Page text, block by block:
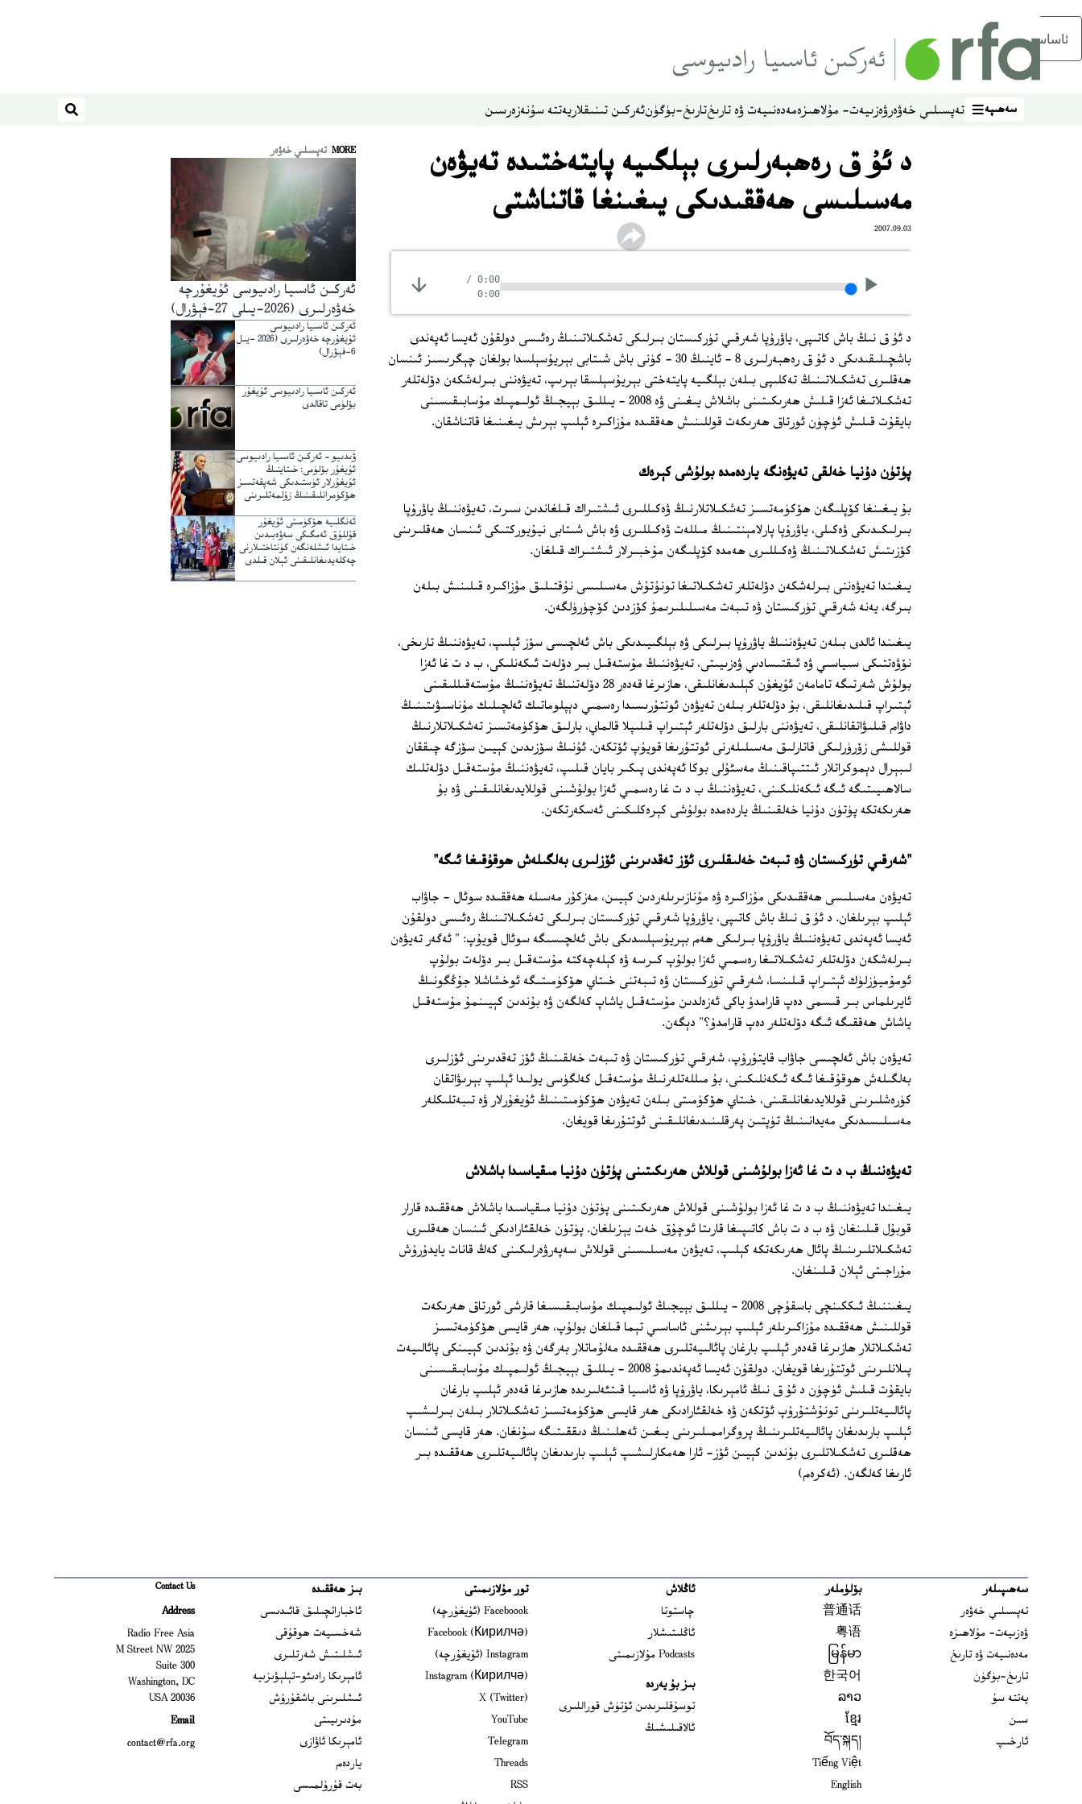
ئاساسلىق مەزمۇنغا ئاتلاڭ
سەھىپە
سەھىپە تەپسىلىي خەۋەرۋەزىيەت- مۇلاھىزەمەدەنىيەت ۋە تارىختارىخ-بۈگۈنئەركىن تىنىقلاريەتتە سۇنەزەرسىن ئىزدەش
د ئۇ ق رەھبەرلىرى بېلگىيە پايتەختىدە تەيۋەن
مەسىلىسى ھەققىدىكى يىغىنغا قاتناشتى
2007.09.03
0:00
/
0:00
د ئۇ ق نىڭ باش كاتىپى، ياۋرۇپا شەرقىي تۈركىستان بىرلىكى تەشكىلاتىنىڭ رەئىسى دولقۇن ئەيسا ئەپەندى
باشچىلىقىدىكى د ئۇ ق رەھبەرلىرى 8 - ئاينىڭ 30 - كۈنى باش شىتابى بېريۇسېلسدا بولغان چېگرىسىز ئىنسان
ھەقلىرى تەشكىلاتىنىڭ تەكلىپى بىلەن بېلگىيە پايتەختى بېريۇسېلسقا بېرىپ، تەيۋەننى بىرلەشكەن دۆلەتلەر
تەشكىلاتىغا ئەزا قىلىش ھەرىكىتىنى باشلاش يىغىنى ۋە 2008 - يىللىق بېيجىڭ ئولىمپىك مۇسابىقىسىنى
بايقۇت قىلىش ئۈچۈن ئورتاق ھەرىكەت قوللىنىش ھەققىدە مۇزاكىرە ئېلىپ بېرىش يىغىنىغا قاتناشقان.
پۈتۈن دۇنيا خەلقى تەيۋەنگە ياردەمدە بولۇشى كېرەك
بۇ يىغىنغا كۆپلىگەن ھۆكۈمەتسىز تەشكىلاتلارنىڭ ۋەكىللىرى ئىشتىراك قىلغاندىن سىرت، تەيۋەننىڭ ياۋرۇپا
بىرلىكىدىكى ۋەكىلى، ياۋرۇپا پارلامېنتىنىڭ مىللەت ۋەكىللىرى ۋە باش شىتابى نيۇيوركتىكى ئىنسان ھەقلىرىنى
كۆزىتىش تەشكىلاتىنىڭ ۋەكىللىرى ھەمدە كۆپلىگەن مۇخبىرلار ئىشتىراك قىلغان.
يىغىندا تەيۋەننى بىرلەشكەن دۆلەتلەر تەشكىلاتىغا تونۇتۇش مەسىلىسى نۇقتىلىق مۇزاكىرە قىلىنىش بىلەن
بىرگە، يەنە شەرقىي تۈركىستان ۋە تىبەت مەسىلىلىرىمۇ كۆزدىن كۆچۈرۈلگەن.
يىغىندا ئالدى بىلەن تەيۋەننىڭ ياۋرۇپا بىرلىكى ۋە بېلگىيىدىكى باش ئەلچىسى سۆز ئېلىپ، تەيۋەننىڭ تارىخى،
نۆۋەتتىكى سىياسىي ۋە ئىقتىسادىي ۋەزىيىتى، تەيۋەننىڭ مۇستەقىل بىر دۆلەت ئىكەنلىكى، ب د ت غا ئەزا
بولۇش شەرتىگە تامامەن ئۇيغۇن كېلىدىغانلىقى، ھازىرغا قەدەر 28 دۆلەتنىڭ تەيۋەننىڭ مۇستەقىللىقىنى
ئېتىراپ قىلىدىغانلىقى، بۇ دۆلەتلەر بىلەن تەيۋەن ئوتتۇرىسىدا رەسمىي دېپلوماتىك ئەلچىلىك مۇناسىۋىتىنىڭ
داۋام قىلىۋاتقانلىقى، تەيۋەننى بارلىق دۆلەتلەر ئېتىراپ قىلىپلا قالماي، بارلىق ھۆكۈمەتسىز تەشكىلاتلارنىڭ
قوللىشى زۆرۈرلىكى قاتارلىق مەسىلىلەرنى ئوتتۇرىغا قويۇپ ئۆتكەن. ئۇنىڭ سۆزىدىن كېيىن سۆزگە چىققان
لىبېرال دېموكراتلار ئىتتىپاقىنىڭ مەسئۇلى بوكا ئەپەندى پىكىر بايان قىلىپ، تەيۋەننىڭ مۇستەقىل دۆلەتلىك
سالاھىيىتىگە ئىگە ئىكەنلىكىنى، تەيۋەننىڭ ب د ت غا رەسمىي ئەزا بولۇشىنى قوللايدىغانلىقىنى ۋە بۇ
ھەرىكەتكە پۈتۈن دۇنيا خەلقىنىڭ ياردەمدە بولۇشى كېرەكلىكىنى ئەسكەرتكەن.
"شەرقىي تۈركىستان ۋە تىبەت خەلىقلىرى ئۆز تەقدىرىنى ئۆزلىرى بەلگىلەش ھوقۇقىغا ئىگە"
تەيۋەن مەسىلىسى ھەققىدىكى مۇزاكىرە ۋە مۇنازىرىلەردىن كېيىن، مەزكۇر مەسىلە ھەققىدە سوئال - جاۋاب
ئېلىپ بېرىلغان. د ئۇ ق نىڭ باش كاتىپى، ياۋرۇپا شەرقىي تۈركىستان بىرلىكى تەشكىلاتىنىڭ رەئىسى دولقۇن
ئەيسا ئەپەندى تەيۋەننىڭ ياۋرۇپا بىرلىكى ھەم بېريۇسېلسدىكى باش ئەلچىسىگە سوئال قويۇپ: " ئەگەر تەيۋەن
بىرلەشكەن دۆلەتلەر تەشكىلاتىغا رەسمىي ئەزا بولۇپ كىرسە ۋە كېلەچەكتە مۇستەقىل بىر دۆلەت بولۇپ
ئومۇميۈزلۈك ئېتىراپ قىلىنسا، شەرقىي تۈركىستان ۋە تىبەتنى خىتاي ھۆكۈمىتىگە ئوخشاشلا جۇڭگونىڭ
ئايرىلماس بىر قىسمى دەپ قارامدۇ ياكى ئەزەلدىن مۇستەقىل ياشاپ كەلگەن ۋە بۇندىن كېيىنمۇ مۇستەقىل
ياشاش ھەققىگە ئىگە دۆلەتلەر دەپ قارامدۇ؟" دېگەن.
تەيۋەن باش ئەلچىسى جاۋاب قايتۇرۇپ، شەرقىي تۈركىستان ۋە تىبەت خەلقىنىڭ ئۆز تەقدىرىنى ئۆزلىرى
بەلگىلەش ھوقۇقىغا ئىگە ئىكەنلىكىنى، بۇ مىللەتلەرنىڭ مۇستەقىل كەلگۈسى يولىدا ئېلىپ بېرىۋاتقان
كۈرەشلىرىنى قوللايدىغانلىقىنى، خىتاي ھۆكۈمىتى بىلەن تەيۋەن ھۆكۈمىتىنىڭ ئۇيغۇرلار ۋە تىبەتلىكلەر
مەسىلىسىدىكى مەيدانىنىڭ تۈپتىن پەرقلىنىدىغانلىقىنى ئوتتۇرىغا قويغان.
تەيۋەننىڭ ب د ت غا ئەزا بولۇشىنى قوللاش ھەرىكىتىنى پۈتۈن دۇنيا مىقياسىدا باشلاش
يىغىندا تەيۋەننىڭ ب د ت غا ئەزا بولۇشىنى قوللاش ھەرىكىتىنى پۈتۈن دۇنيا مىقياسىدا باشلاش ھەققىدە قارار
قوبۇل قىلىنغان ۋە ب د ت باش كاتىپىغا قارىتا ئوچۇق خەت يېزىلغان. پۈتۈن خەلقئارادىكى ئىنسان ھەقلىرى
تەشكىلاتلىرىنىڭ پائال ھەرىكەتكە كېلىپ، تەيۋەن مەسىلىسىنى قوللاش سەپەرۋەرلىكىنى كەڭ قانات يايدۇرۇش
مۇراجىتى ئېلان قىلىنغان.
يىغىننىڭ ئىككىنچى باسقۇچى 2008 - يىللىق بېيجىڭ ئولىمپىك مۇسابىقىسىغا قارشى ئورتاق ھەرىكەت
قوللىنىش ھەققىدە مۇزاكىرىلەر ئېلىپ بېرىشنى ئاساسىي تېما قىلغان بولۇپ، ھەر قايسى ھۆكۈمەتسىز
تەشكىلاتلار ھازىرغا قەدەر ئېلىپ بارغان پائالىيەتلىرى ھەققىدە مەلۇماتلار بەرگەن ۋە بۇندىن كېيىنكى پائالىيەت
پىلانلىرىنى ئوتتۇرىغا قويغان. دولقۇن ئەيسا ئەپەندىمۇ 2008 - يىللىق بېيجىڭ ئولىمپىك مۇسابىقىسىنى
بايقۇت قىلىش ئۈچۈن د ئۇ ق نىڭ ئامېرىكا، ياۋرۇپا ۋە ئاسىيا قىتئەلىرىدە ھازىرغا قەدەر ئېلىپ بارغان
پائالىيەتلىرىنى تونۇشتۇرۇپ ئۆتكەن ۋە خەلقئارادىكى ھەر قايسى ھۆكۈمەتسىز تەشكىلاتلار بىلەن بىرلىشىپ
ئېلىپ بارىدىغان پائالىيەتلىرىنىڭ پروگراممىلىرىنى يىغىن ئەھلىنىڭ دىققىتىگە سۇنغان. ھەر قايسى ئىنسان
ھەقلىرى تەشكىلاتلىرى بۇندىن كېيىن ئۆز‏- ئارا ھەمكارلىشىپ ئېلىپ بارىدىغان پائالىيەتلىرى ھەققىدە بىر
ئارىغا كەلگەن. (ئەكرەم)
MORE تەپسىلىي خەۋەر
ئەركىن ئاسىيا رادىيوسى ئۇيغۇرچە
خەۋەرلىرى (2026-يىلى 27-فېۋرال)
ئەركىن ئاسىيا رادىيوسى
ئۇيغۇرچە خەۋەرلىرى (2026 -يىل
6-فېۋرال)
ئەركىن ئاسىيا رادىيوسى ئۇيغۇر
بۆلۈمى تاقالدى
ۋىدىيو – ئەركىن ئاسىيا رادىيوسى
ئۇيغۇر بۆلۈمى: خىتاينىڭ
ئۇيغۇرلار ئۈستىدىكى شەپقەتسىز
ھۆكۈمرانلىقىنىڭ زۇلمەتلىرىنى
ئەنگلىيە ھۆكۈمىتى ئۇيغۇر
قۇللۇق ئەمگىكى سەۋەبىدىن
خىتايدا ئىشلەنگەن كۈنتاختىلارنى
چەكلەيدىغانلىقىنى ئېلان قىلدى
سەھىپىلەر
تەپسىلىي خەۋەر
ۋەزىيەت- مۇلاھىزە
مەدەنىيەت ۋە تارىخ
تارىخ-بۈگۈن
يەتتە سۇ
سىن
ئارخىپ
بۆلۈملەر
普通话
粤语
မြန်မာ
한국어
ລາວ
ខ្មែរ
བོད་སྐད།
Tiếng Việt
English
ئاڭلاش
چاستوتا
ئاڭلىتىشلار
Podcasts مۇلازىمىتى
بىز بۇ يەردە
توسۇقلىرىدىن ئۆتۈش قوراللىرى Opens in new window
ئالاقىلىشىڭ
تور مۇلازىمىتى
Faceboook (ئۇيغۇرچە)
Opens in new window
Facebook (Кирилчә)
Opens in new window
Instagram (ئۇيغۇرچە)
Opens in new window
Instagram (Кирилчә)
Opens in new window
X (Twitter)
Opens in new window
YouTube
Opens in new window
Telegram
Opens in new window
Threads
Opens in new window
RSS
بىز ھەققىدە
ئاخباراتچىلىق قائىدىسى
شەخسىيەت ھوقۇقى
ئىشلىتىش شەرتلىرى
ئامېرىكا رادىئو-تېلېۋىزىيە
ئىشلىرىنى باشقۇرۇش
مۇدىرىيىتى
ئامېرىكا ئاۋازى
ياردەم
بەت قۇرۇلمىسى
Contact Us
Address
Radio Free Asia
2025 M Street NW
Suite 300
Washington, DC
20036 USA
Email
contact@rfa.org